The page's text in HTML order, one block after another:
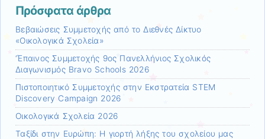
Πρόσφατα άρθρα
Βεβαιώσεις Συμμετοχής από το Διεθνές Δίκτυο
«Οικολογικά Σχολεία»
‘Έπαινος Συμμετοχής 9ος Πανελλήνιος Σχολικός
Διαγωνισμός Bravo Schools 2026
Πιστοποιητικό Συμμετοχής στην Εκστρατεία STEM
Discovery Campaign 2026
Οικολογικά Σχολεία 2026
Ταξίδι στην Ευρώπη: Η γιορτή λήξης του σχολείου μας